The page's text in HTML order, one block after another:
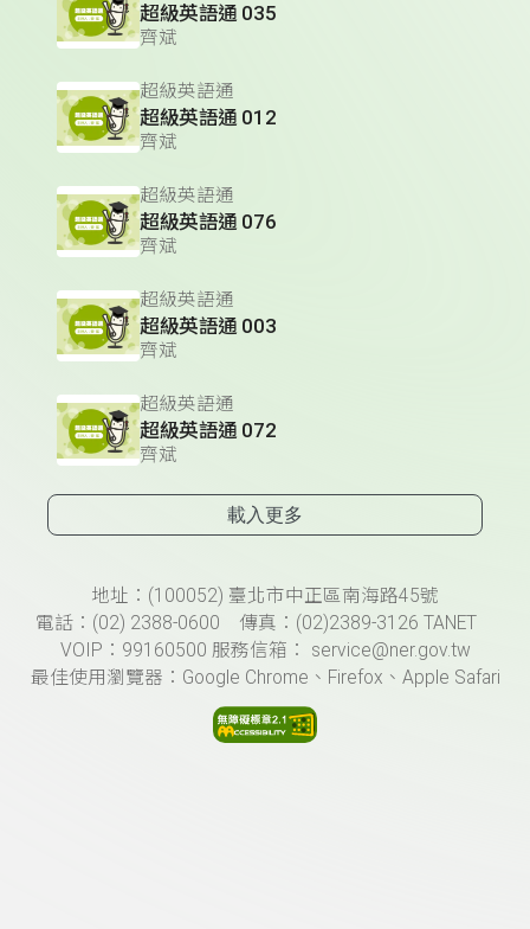
超級英語通 035
齊斌
超級英語通
超級英語通 012
齊斌
超級英語通
超級英語通 076
齊斌
超級英語通
超級英語通 003
齊斌
超級英語通
超級英語通 072
齊斌
載入更多
頁尾資訊地址：(100052) 臺北市中正區南海路45號
電話：(02) 2388-0600 傳真：(02)2389-3126 TANET
VOIP：99160500 服務信箱： service@ner.gov.tw
最佳使用瀏覽器：Google Chrome、Firefox、Apple Safari